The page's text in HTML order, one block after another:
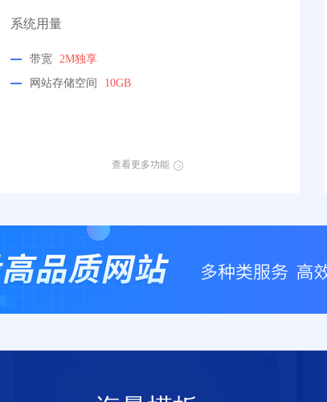
系统用量
带宽 2M独享
网站存储空间
10GB
查看更多功能